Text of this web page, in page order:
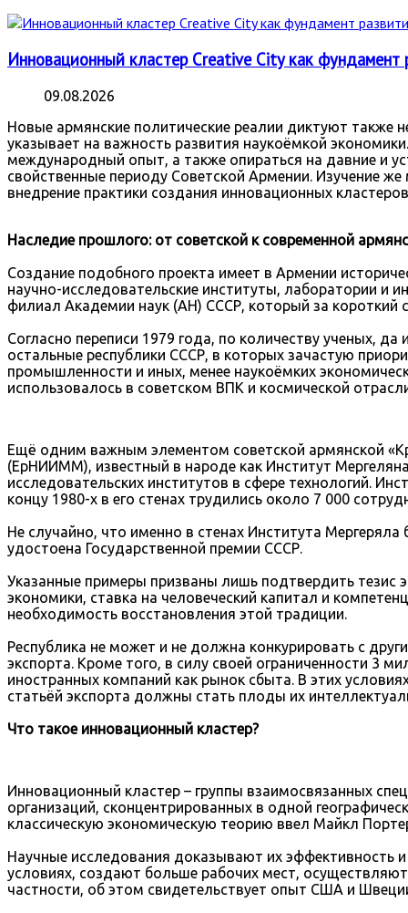
Инновационный кластер Creative City как
09.08.2026
Новые армянские политические реалии диктуют также
указывает на важность развития наукоёмкой
международный опыт, а также опираться на давние и
свойственные периоду Советской Армении. Изучение
внедрение практики создания инновационных
Наследие прошлого: от советской к современной
Создание подобного проекта имеет в Армении
научно-исследовательские институты, лаборатории и
филиал Академии наук (АН) СССР, который за короткий
Согласно переписи 1979 года, по количеству ученых,
остальные республики СССР, в которых зачастую
промышленности и иных, менее наукоёмких
использовалось в советском ВПК и космической
Ещё одним важным элементом советской армянской
(ЕрНИИММ), известный в народе как Институт
исследовательских институтов в сфере технологий.
концу 1980-х в его стенах трудились около 7 000
Не случайно, что именно в стенах Института
удостоена Государственной премии СССР.
Указанные примеры призваны лишь подтвердить тезис
экономики, ставка на человеческий капитал и
необходимость восстановления этой традиции.
Республика не может и не должна конкурировать с
экспорта. Кроме того, в силу своей ограниченности 3
иностранных компаний как рынок сбыта. В этих
статьёй экспорта должны стать плоды их
Что такое инновационный кластер?
Инновационный кластер – группы взаимосвязанных
организаций, сконцентрированных в одной
классическую экономическую теорию ввел Майкл
Научные исследования доказывают их
условиях, создают больше рабочих мест,
частности, об этом свидетельствует опыт США и